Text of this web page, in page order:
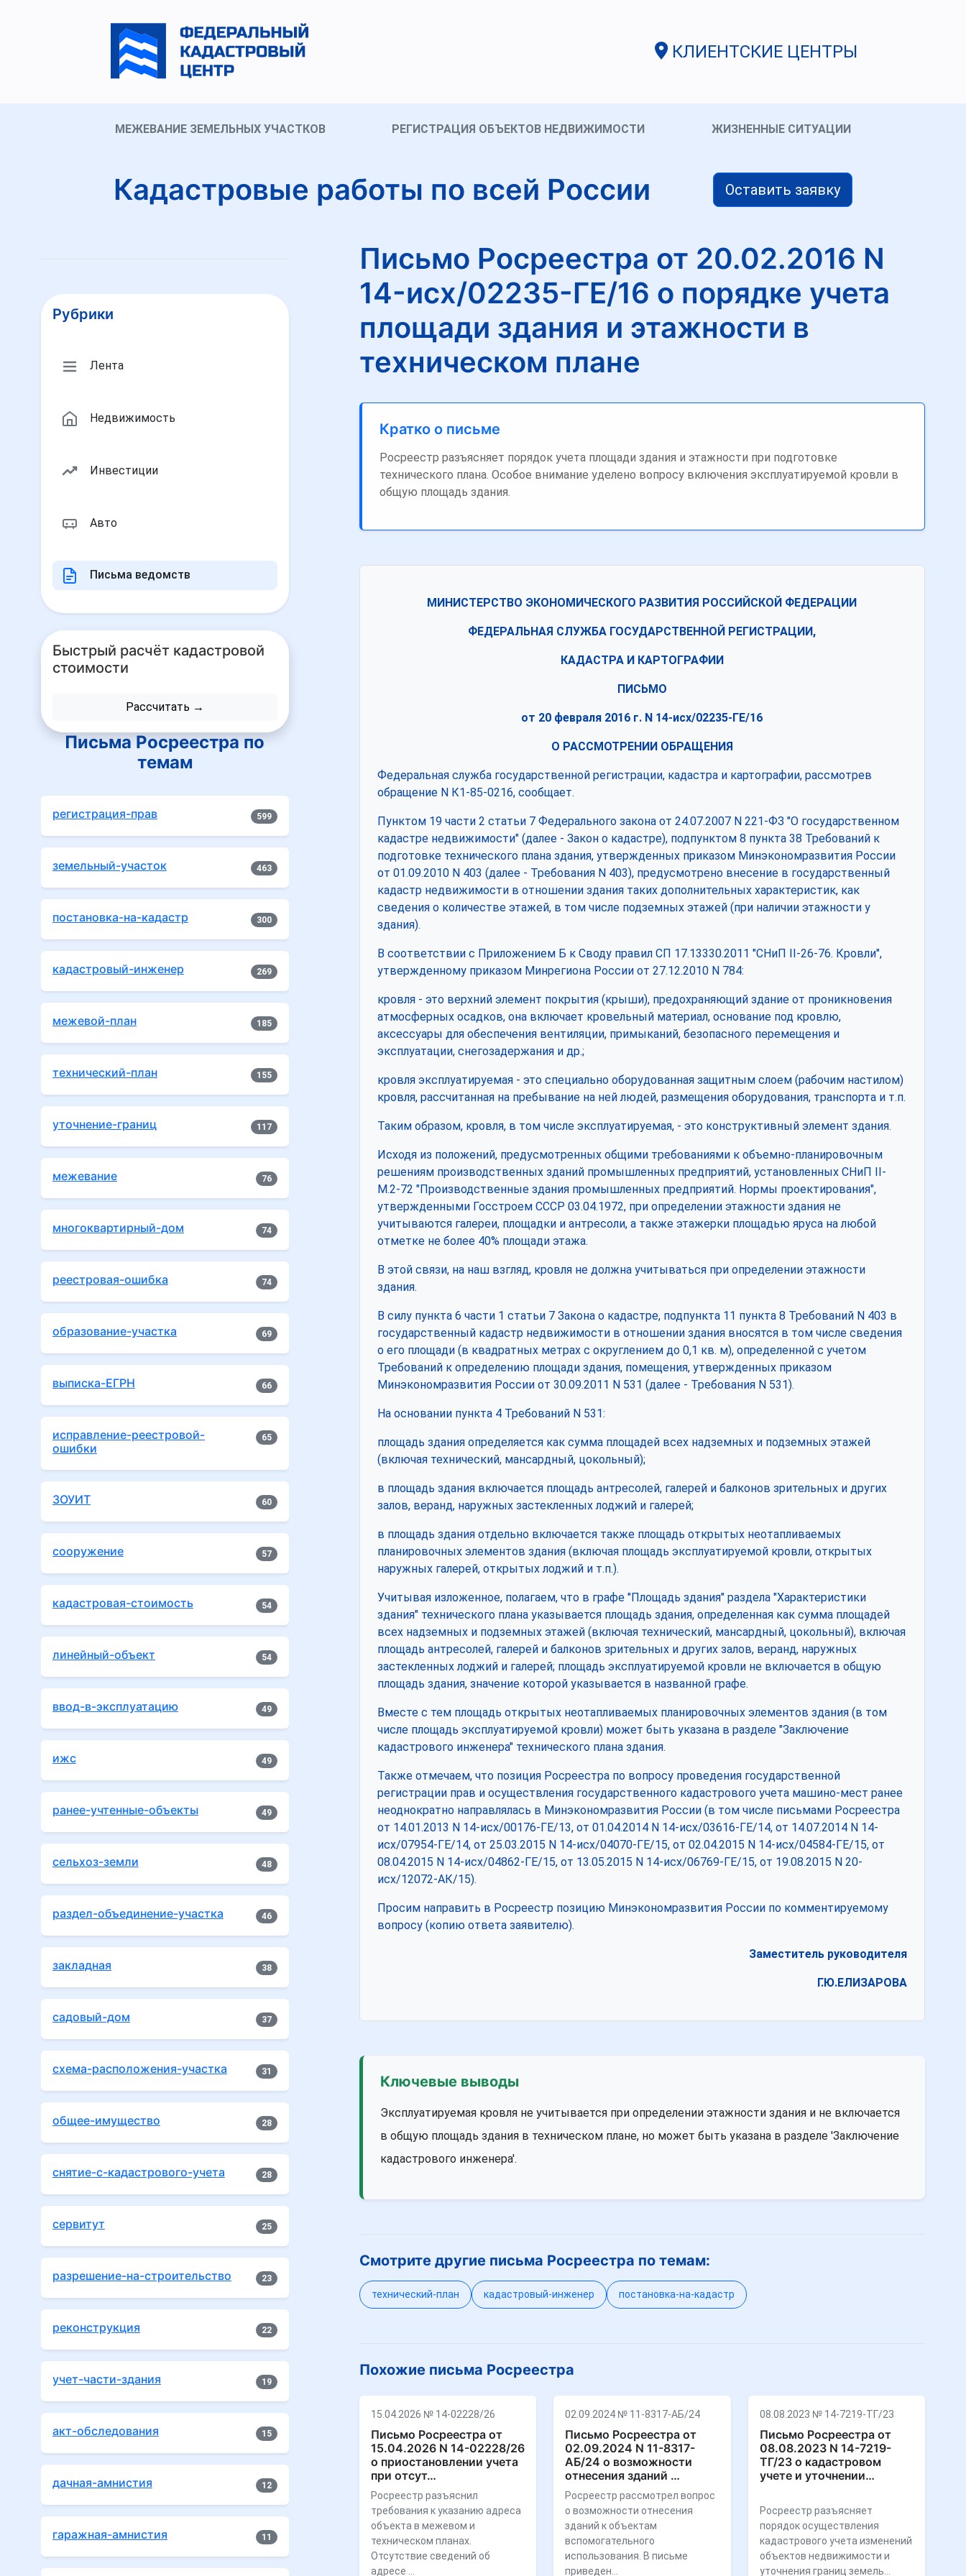
КЛИЕНТСКИЕ ЦЕНТРЫ
МЕЖЕВАНИЕ ЗЕМЕЛЬНЫХ УЧАСТКОВ РЕГИСТРАЦИЯ ОБЪЕКТОВ НЕДВИЖИМОСТИ ЖИЗНЕННЫЕ СИТУАЦИИ
Кадастровые работы по всей России Оставить заявку
Рубрики
Лента
Недвижимость
Инвестиции
Авто
Письма ведомств
Быстрый расчёт кадастровой
стоимости
Рассчитать →
Письма Росреестра по
темам
регистрация-прав 599
земельный-участок 463
постановка-на-кадастр 300
кадастровый-инженер 269
межевой-план 185
технический-план 155
уточнение-границ 117
межевание 76
многоквартирный-дом 74
реестровая-ошибка 74
образование-участка 69
выписка-ЕГРН 66
исправление-реестровой-
ошибки
65
ЗОУИТ 60
сооружение 57
кадастровая-стоимость 54
линейный-объект 54
ввод-в-эксплуатацию 49
ижс 49
ранее-учтенные-объекты 49
сельхоз-земли 48
раздел-объединение-участка 46
закладная 38
садовый-дом 37
схема-расположения-участка 31
общее-имущество 28
снятие-с-кадастрового-учета 28
сервитут 25
разрешение-на-строительство 23
реконструкция 22
учет-части-здания 19
акт-обследования 15
дачная-амнистия 12
гаражная-амнистия 11
Письмо Росреестра от 20.02.2016 N
14-исх/02235-ГЕ/16 о порядке учета
площади здания и этажности в
техническом плане
Кратко о письме
Росреестр разъясняет порядок учета площади здания и этажности при подготовке
технического плана. Особое внимание уделено вопросу включения эксплуатируемой кровли в
общую площадь здания.
МИНИСТЕРСТВО ЭКОНОМИЧЕСКОГО РАЗВИТИЯ РОССИЙСКОЙ ФЕДЕРАЦИИ
ФЕДЕРАЛЬНАЯ СЛУЖБА ГОСУДАРСТВЕННОЙ РЕГИСТРАЦИИ,
КАДАСТРА И КАРТОГРАФИИ
ПИСЬМО
от 20 февраля 2016 г. N 14-исх/02235-ГЕ/16
О РАССМОТРЕНИИ ОБРАЩЕНИЯ
Федеральная служба государственной регистрации, кадастра и картографии, рассмотрев
обращение N К1-85-0216, сообщает.
Пунктом 19 части 2 статьи 7 Федерального закона от 24.07.2007 N 221-ФЗ "О государственном
кадастре недвижимости" (далее - Закон о кадастре), подпунктом 8 пункта 38 Требований к
подготовке технического плана здания, утвержденных приказом Минэкономразвития России
от 01.09.2010 N 403 (далее - Требования N 403), предусмотрено внесение в государственный
кадастр недвижимости в отношении здания таких дополнительных характеристик, как
сведения о количестве этажей, в том числе подземных этажей (при наличии этажности у
здания).
В соответствии с Приложением Б к Своду правил СП 17.13330.2011 "СНиП II-26-76. Кровли",
утвержденному приказом Минрегиона России от 27.12.2010 N 784:
кровля - это верхний элемент покрытия (крыши), предохраняющий здание от проникновения
атмосферных осадков, она включает кровельный материал, основание под кровлю,
аксессуары для обеспечения вентиляции, примыканий, безопасного перемещения и
эксплуатации, снегозадержания и др.;
кровля эксплуатируемая - это специально оборудованная защитным слоем (рабочим настилом)
кровля, рассчитанная на пребывание на ней людей, размещения оборудования, транспорта и т.п.
Таким образом, кровля, в том числе эксплуатируемая, - это конструктивный элемент здания.
Исходя из положений, предусмотренных общими требованиями к объемно-планировочным
решениям производственных зданий промышленных предприятий, установленных СНиП II-
М.2-72 "Производственные здания промышленных предприятий. Нормы проектирования",
утвержденными Госстроем СССР 03.04.1972, при определении этажности здания не
учитываются галереи, площадки и антресоли, а также этажерки площадью яруса на любой
отметке не более 40% площади этажа.
В этой связи, на наш взгляд, кровля не должна учитываться при определении этажности
здания.
В силу пункта 6 части 1 статьи 7 Закона о кадастре, подпункта 11 пункта 8 Требований N 403 в
государственный кадастр недвижимости в отношении здания вносятся в том числе сведения
о его площади (в квадратных метрах с округлением до 0,1 кв. м), определенной с учетом
Требований к определению площади здания, помещения, утвержденных приказом
Минэкономразвития России от 30.09.2011 N 531 (далее - Требования N 531).
На основании пункта 4 Требований N 531:
площадь здания определяется как сумма площадей всех надземных и подземных этажей
(включая технический, мансардный, цокольный);
в площадь здания включается площадь антресолей, галерей и балконов зрительных и других
залов, веранд, наружных застекленных лоджий и галерей;
в площадь здания отдельно включается также площадь открытых неотапливаемых
планировочных элементов здания (включая площадь эксплуатируемой кровли, открытых
наружных галерей, открытых лоджий и т.п.).
Учитывая изложенное, полагаем, что в графе "Площадь здания" раздела "Характеристики
здания" технического плана указывается площадь здания, определенная как сумма площадей
всех надземных и подземных этажей (включая технический, мансардный, цокольный), включая
площадь антресолей, галерей и балконов зрительных и других залов, веранд, наружных
застекленных лоджий и галерей; площадь эксплуатируемой кровли не включается в общую
площадь здания, значение которой указывается в названной графе.
Вместе с тем площадь открытых неотапливаемых планировочных элементов здания (в том
числе площадь эксплуатируемой кровли) может быть указана в разделе "Заключение
кадастрового инженера" технического плана здания.
Также отмечаем, что позиция Росреестра по вопросу проведения государственной
регистрации прав и осуществления государственного кадастрового учета машино-мест ранее
неоднократно направлялась в Минэкономразвития России (в том числе письмами Росреестра
от 14.01.2013 N 14-исх/00176-ГЕ/13, от 01.04.2014 N 14-исх/03616-ГЕ/14, от 14.07.2014 N 14-
исх/07954-ГЕ/14, от 25.03.2015 N 14-исх/04070-ГЕ/15, от 02.04.2015 N 14-исх/04584-ГЕ/15, от
08.04.2015 N 14-исх/04862-ГЕ/15, от 13.05.2015 N 14-исх/06769-ГЕ/15, от 19.08.2015 N 20-
исх/12072-АК/15).
Просим направить в Росреестр позицию Минэкономразвития России по комментируемому
вопросу (копию ответа заявителю).
Заместитель руководителя
Г.Ю.ЕЛИЗАРОВА
Ключевые выводы
Эксплуатируемая кровля не учитывается при определении этажности здания и не включается
в общую площадь здания в техническом плане, но может быть указана в разделе 'Заключение
кадастрового инженера'.
Смотрите другие письма Росреестра по темам:
технический-план кадастровый-инженер постановка-на-кадастр
Похожие письма Росреестра
15.04.2026 № 14-02228/26
Письмо Росреестра от
15.04.2026 N 14-02228/26
о приостановлении учета
при отсут…
Росреестр разъяснил
требования к указанию адреса
объекта в межевом и
техническом планах.
Отсутствие сведений об
адресе …
02.09.2024 № 11-8317-АБ/24
Письмо Росреестра от
02.09.2024 N 11-8317-
АБ/24 о возможности
отнесения зданий …
Росреестр рассмотрел вопрос
о возможности отнесения
зданий к объектам
вспомогательного
использования. В письме
приведен…
08.08.2023 № 14-7219-ТГ/23
Письмо Росреестра от
08.08.2023 N 14-7219-
ТГ/23 о кадастровом
учете и уточнении…
Росреестр разъясняет
порядок осуществления
кадастрового учета изменений
объектов недвижимости и
уточнения границ земель…